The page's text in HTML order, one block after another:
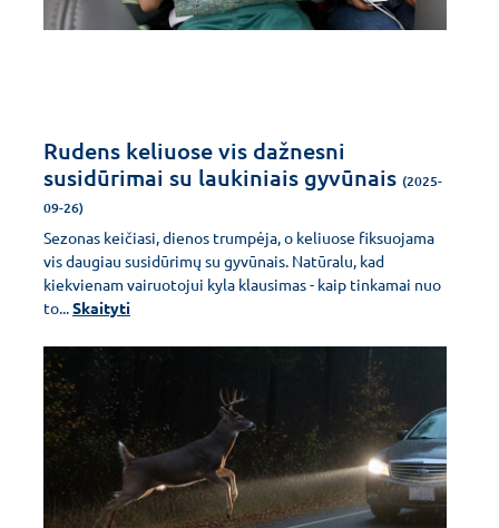
Rudens keliuose vis dažnesni
susidūrimai su laukiniais gyvūnais (2025-
09-26)
Sezonas keičiasi, dienos trumpėja, o keliuose fiksuojama
vis daugiau susidūrimų su gyvūnais. Natūralu, kad
kiekvienam vairuotojui kyla klausimas - kaip tinkamai nuo
to...Skaityti